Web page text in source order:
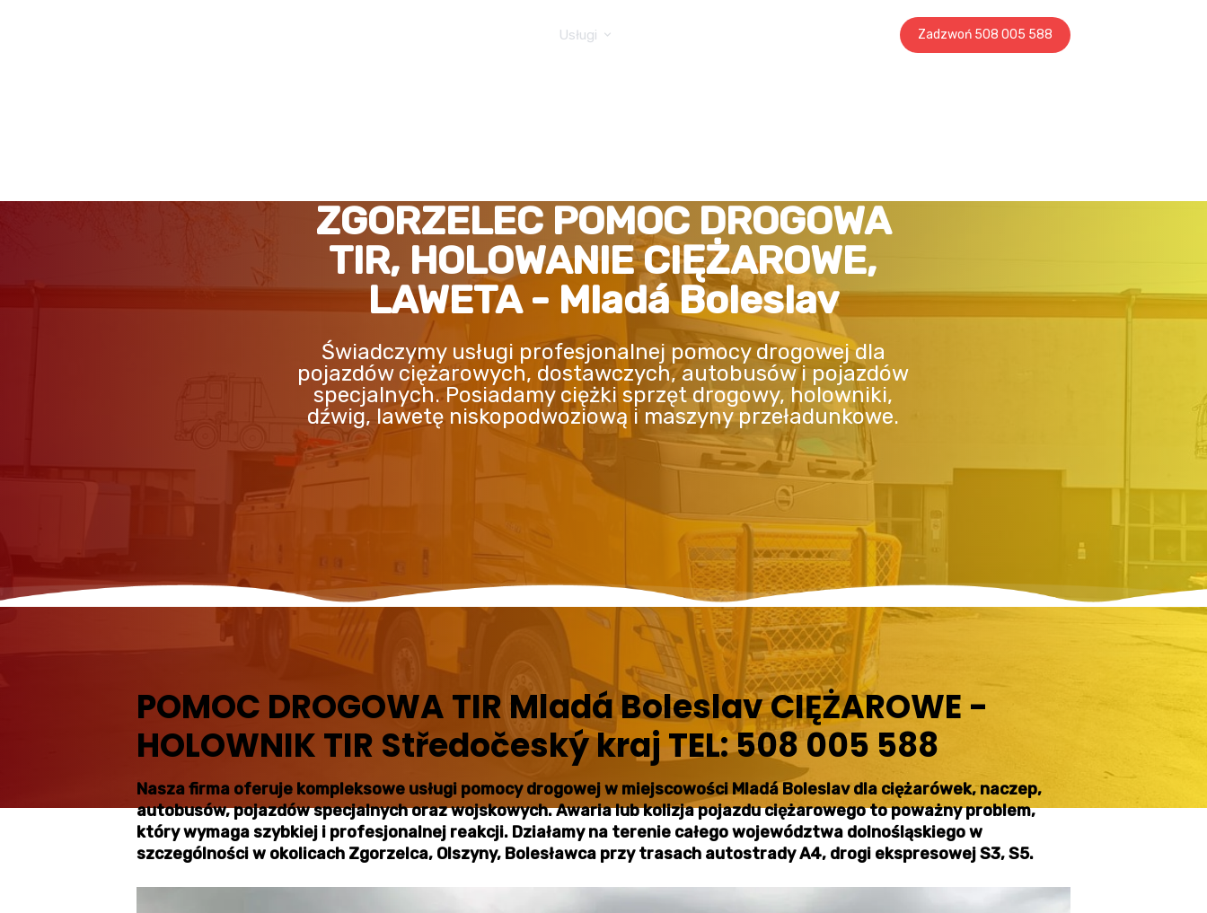
Zadzwoń 508 005 588
Usługi
ZGORZELEC POMOC DROGOWA
TIR, HOLOWANIE CIĘŻAROWE,
LAWETA - Mladá Boleslav
Świadczymy usługi profesjonalnej pomocy drogowej dla
pojazdów ciężarowych, dostawczych, autobusów i pojazdów
specjalnych. Posiadamy ciężki sprzęt drogowy, holowniki,
dźwig, lawetę niskopodwoziową i maszyny przeładunkowe.
POMOC DROGOWA TIR Mladá Boleslav CIĘŻAROWE -
HOLOWNIK TIR Středočeský kraj TEL: 508 005 588
Nasza firma oferuje kompleksowe usługi pomocy drogowej w miejscowości Mladá Boleslav dla ciężarówek, naczep,
autobusów, pojazdów specjalnych oraz wojskowych. Awaria lub kolizja pojazdu ciężarowego to poważny problem,
który wymaga szybkiej i profesjonalnej reakcji. Działamy na terenie całego województwa dolnośląskiego w
szczególności w okolicach Zgorzelca, Olszyny, Bolesławca przy trasach autostrady A4, drogi ekspresowej S3, S5.